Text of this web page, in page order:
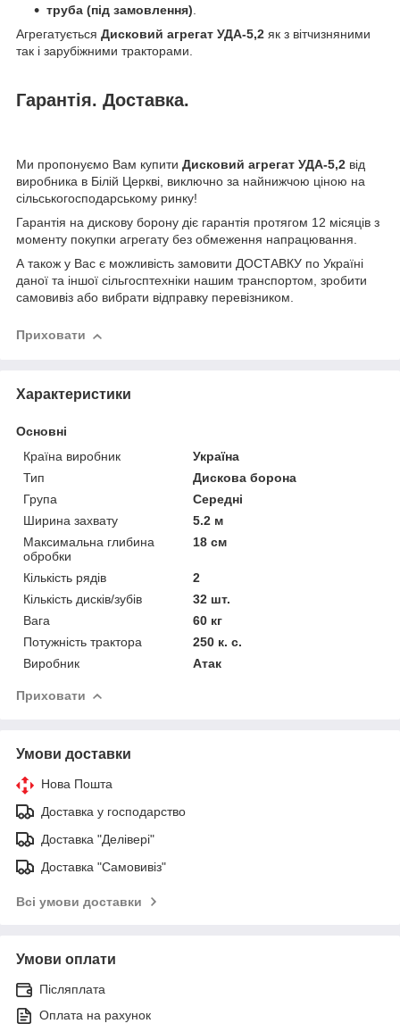
труба (під замовлення)
Агрегатується Дисковий агрегат УДА-5,2 як з вітчизняними
так і зарубіжними тракторами.
Гарантія. Доставка.
Ми пропонуємо Вам купити Дисковий агрегат УДА-5,2 від
виробника в Білій Церкві, виключно за найнижчою ціною на
сільськогосподарському ринку!
Гарантія на дискову борону діє гарантія протягом 12 місяців з
моменту покупки агрегату без обмеження напрацювання.
А також у Вас є можливість замовити ДОСТАВКУ по Україні
даної та іншої сільгосптехніки нашим транспортом, зробити
самовивіз або вибрати відправку перевізником.
Приховати
Характеристики
Основні
Країна виробник
Україна
Тип
Дискова борона
Група
Середні
Ширина захвату
5.2 м
Максимальна глибина
обробки
18 см
Кількість рядів
2
Кількість дисків/зубів
32 шт.
Вага
60 кг
Потужність трактора
250 к. с.
Виробник
Атак
Приховати
Умови доставки
Нова Пошта
Доставка у господарство
Доставка "Делівері"
Доставка "Самовивіз"
Всі умови доставки
Умови оплати
Післяплата
Оплата на рахунок